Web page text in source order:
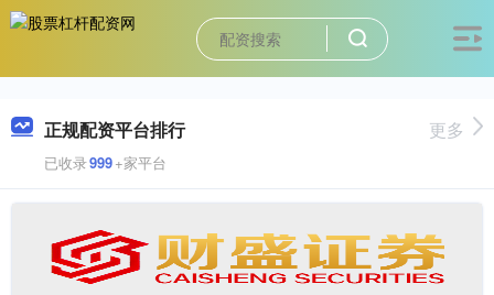
正规配资平台排行
已收录999+家平台
更多